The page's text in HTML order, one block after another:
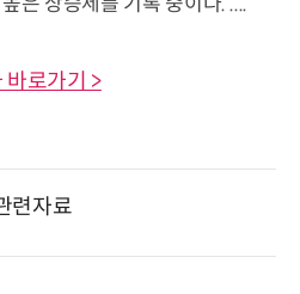
바로가기 >
련자료